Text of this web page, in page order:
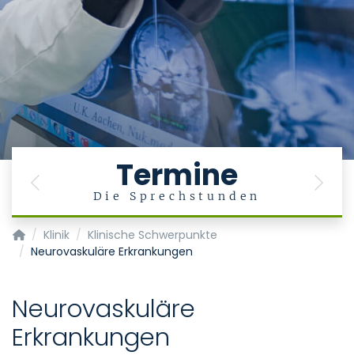
Termine
Die Sprechstunden
Previous Next
Klinik für Neurochirurgie
Klinik
Klinische Schwerpunkte
Neurovaskuläre Erkrankungen
Neurovaskuläre
Erkrankungen